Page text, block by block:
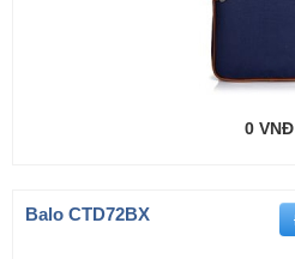
0 VNĐ
Balo CTD72BX